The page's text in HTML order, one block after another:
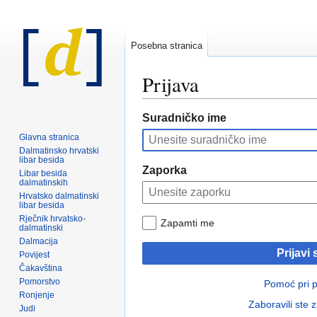
Prijava
Prijeđi
na
navigaciju
Prijeđi
na
pretraživanje
Suradničko ime
Zaporka
Zapamti me
Prijavi
Pomoć pri
Zaboravili ste
Posebna stranica
Glavna stranica
Dalmatinsko hrvatski
libar besida
Libar besida
dalmatinskih
Hrvatsko dalmatinski
libar besida
Rječnik hrvatsko-
dalmatinski
Dalmacija
Povijest
Čakavština
Pomorstvo
Ronjenje
Judi